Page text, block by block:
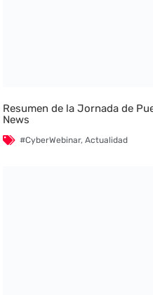
Resumen de la Jornada de
News
#CyberWebinar,Actualidad